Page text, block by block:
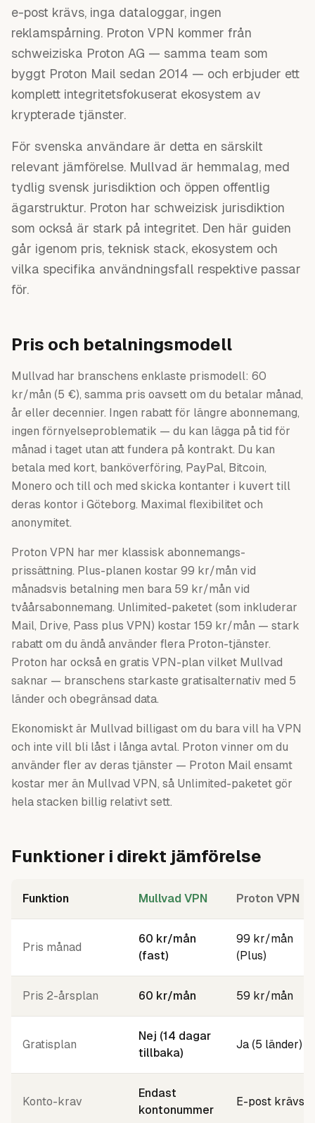
e-post krävs, inga dataloggar, ingen
reklamspårning. Proton VPN kommer från
schweiziska Proton AG — samma team som
byggt Proton Mail sedan 2014 — och erbjuder ett
komplett integritetsfokuserat ekosystem av
krypterade tjänster.
För svenska användare är detta en särskilt
relevant jämförelse. Mullvad är hemmalag, med
tydlig svensk jurisdiktion och öppen offentlig
ägarstruktur. Proton har schweizisk jurisdiktion
som också är stark på integritet. Den här guiden
går igenom pris, teknisk stack, ekosystem och
vilka specifika användningsfall respektive passar
för.
Pris och betalningsmodell
Mullvad har branschens enklaste prismodell: 60
kr/mån (5 €), samma pris oavsett om du betalar månad,
år eller decennier. Ingen rabatt för längre abonnemang,
ingen förnyelseproblematik — du kan lägga på tid för
månad i taget utan att fundera på kontrakt. Du kan
betala med kort, bank­överföring, PayPal, Bitcoin,
Monero och till och med skicka kontanter i kuvert till
deras kontor i Göteborg. Maximal flexibilitet och
anonymitet.
Proton VPN har mer klassisk abonnemangs-
prissättning. Plus-planen kostar 99 kr/mån vid
månadsvis betalning men bara 59 kr/mån vid
tvåårsabonnemang. Unlimited-paketet (som inkluderar
Mail, Drive, Pass plus VPN) kostar 159 kr/mån — stark
rabatt om du ändå använder flera Proton-tjänster.
Proton har också en gratis VPN-plan vilket Mullvad
saknar — branschens starkaste gratisalternativ med 5
länder och obegränsad data.
Ekonomiskt är Mullvad billigast om du bara vill ha VPN
och inte vill bli låst i långa avtal. Proton vinner om du
använder fler av deras tjänster — Proton Mail ensamt
kostar mer än Mullvad VPN, så Unlimited-paketet gör
hela stacken billig relativt sett.
Funktioner i direkt jämförelse
Funktion Mullvad VPN Proton VPN
Pris månad
60 kr/mån
(fast)
99 kr/mån
(Plus)
Pris 2-årsplan 60 kr/mån 59 kr/mån
Gratisplan
Nej (14 dagar
tillbaka)
Ja (5 länder)
Konto-krav
Endast
kontonummer
E-post krävs